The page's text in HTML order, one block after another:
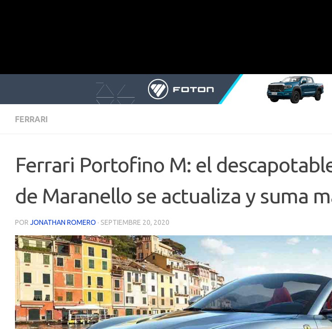
FERRARI
Ferrari Portofino M: el
de Maranello se actualiza y suma
POR JONATHAN ROMERO · SEPTIEMBRE 20, 2020